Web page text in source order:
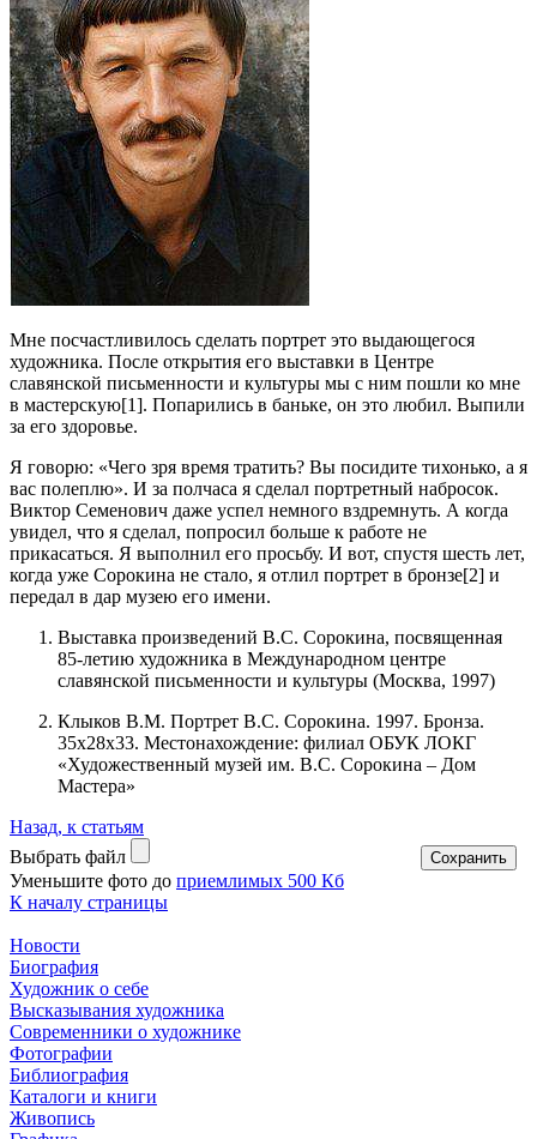
Мне посчастливилось сделать портрет это выдающегося
художника. После открытия его выставки в Центре
славянской письменности и культуры мы с ним пошли ко мне
в мастерскую[1]. Попарились в баньке, он это любил. Выпили
за его здоровье.
Я говорю: «Чего зря время тратить? Вы посидите тихонько, а я
вас полеплю». И за полчаса я сделал портретный набросок.
Виктор Семенович даже успел немного вздремнуть. А когда
увидел, что я сделал, попросил больше к работе не
прикасаться. Я выполнил его просьбу. И вот, спустя шесть лет,
когда уже Сорокина не стало, я отлил портрет в бронзе[2] и
передал в дар музею его имени.
Выставка произведений В.С. Сорокина, посвященная
85-летию художника в Международном центре
славянской письменности и культуры (Москва, 1997)
Клыков В.М. Портрет В.С. Сорокина. 1997. Бронза.
35х28х33. Местонахождение: филиал ОБУК ЛОКГ
«Художественный музей им. В.С. Сорокина – Дом
Мастера»
Назад, к статьям
Выбрать файл
Уменьшите фото до приемлимых 500 Кб
К началу страницы
Новости
Биография
Художник о себе
Выcказывания художника
Современники о художнике
Фотографии
Библиография
Каталоги и книги
Живопись